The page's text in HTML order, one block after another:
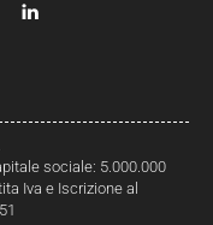
sociale: 5.000.000
Iva e Iscrizione al